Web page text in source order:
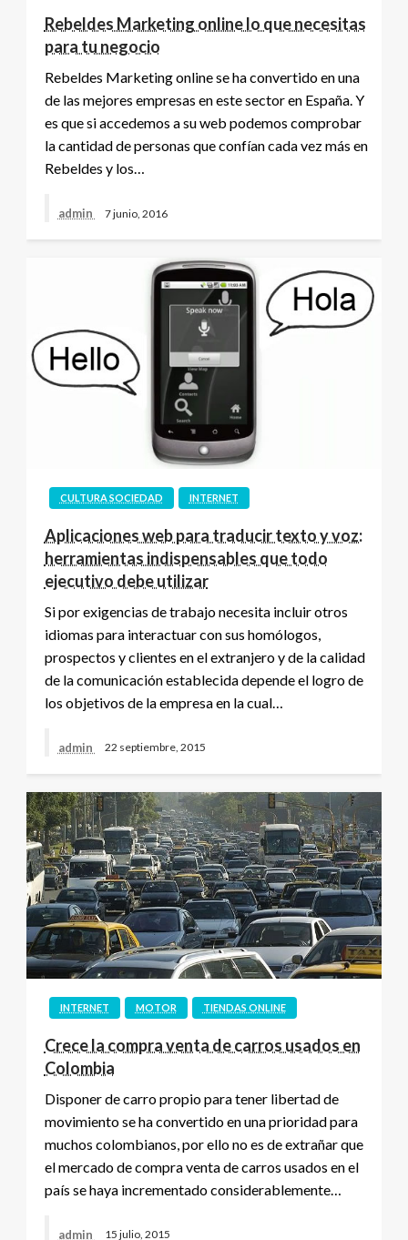
Rebeldes Marketing online lo que necesitas
para tu negocio
Rebeldes Marketing online se ha convertido en una
de las mejores empresas en este sector en España. Y
es que si accedemos a su web podemos comprobar
la cantidad de personas que confían cada vez más en
Rebeldes y los…
admin 7 junio, 2016
CULTURA SOCIEDAD INTERNET
Aplicaciones web para traducir texto y voz:
herramientas indispensables que todo
ejecutivo debe utilizar
Si por exigencias de trabajo necesita incluir otros
idiomas para interactuar con sus homólogos,
prospectos y clientes en el extranjero y de la calidad
de la comunicación establecida depende el logro de
los objetivos de la empresa en la cual…
admin 22 septiembre, 2015
INTERNET MOTOR TIENDAS ONLINE
Crece la compra venta de carros usados en
Colombia
Disponer de carro propio para tener libertad de
movimiento se ha convertido en una prioridad para
muchos colombianos, por ello no es de extrañar que
el mercado de compra venta de carros usados en el
país se haya incrementado considerablemente…
admin 15 julio, 2015